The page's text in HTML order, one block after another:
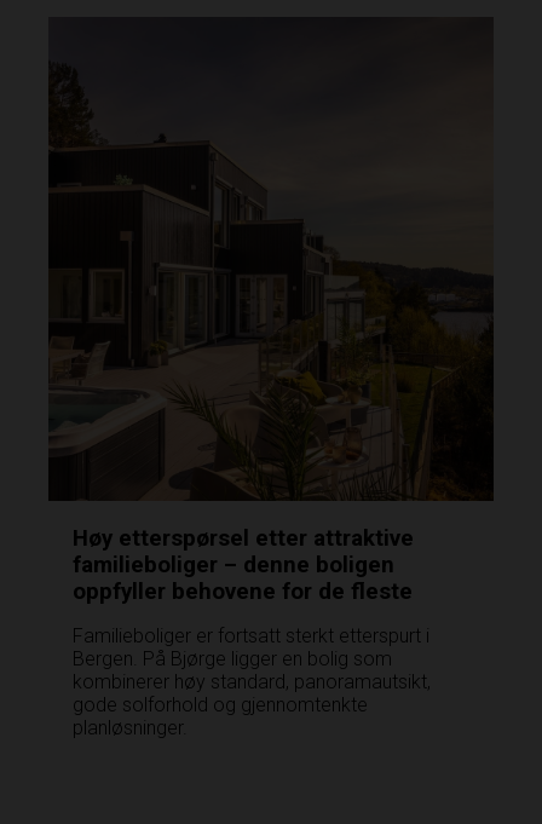
Høy etterspørsel etter attraktive
familieboliger – denne boligen
oppfyller behovene for de fleste
Familieboliger er fortsatt sterkt etterspurt i
Bergen. På Bjørge ligger en bolig som
kombinerer høy standard, panoramautsikt,
gode solforhold og gjennomtenkte
planløsninger.